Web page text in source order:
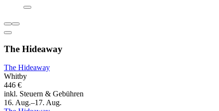
The Hideaway
The Hideaway
Whitby
446 €
inkl. Steuern & Gebühren
16. Aug.–17. Aug.